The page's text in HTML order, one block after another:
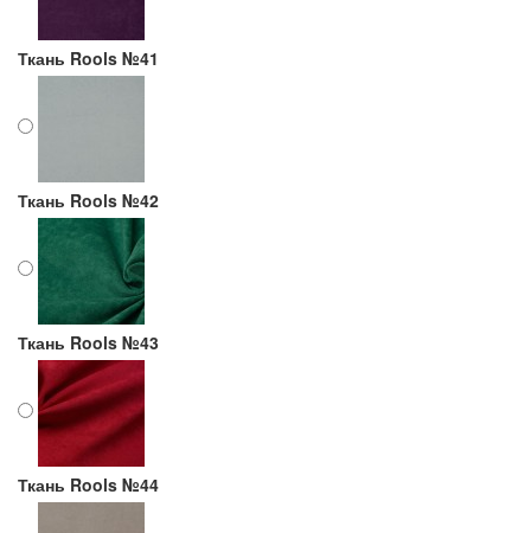
Ткань Rools №41
Ткань Rools №42
Ткань Rools №43
Ткань Rools №44